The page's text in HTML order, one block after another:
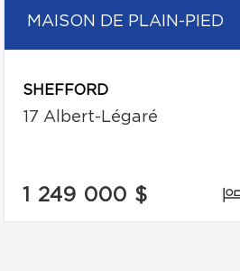
MAISON DE PLAIN-PIED
SHEFFORD
17 Albert-Légaré
1 249 000 $